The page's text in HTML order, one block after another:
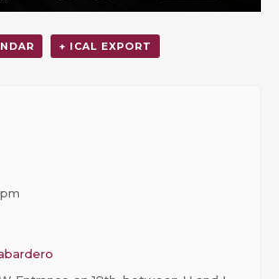
+ ICAL EXPORT